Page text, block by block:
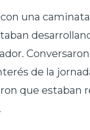
una
de la
que estaban